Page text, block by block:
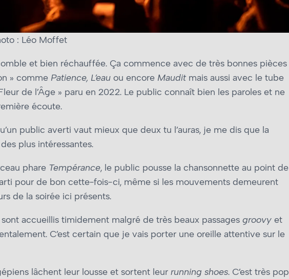
: Léo Moffet
et bien réchauffée. Ça commence avec de très bonnes pièces
» comme Patience, L’eau ou encore Mauditmais aussi avec le tube
de l’Âge » paru en 2022. Le public connaît bien les paroles et ne
écoute.
public averti vaut mieux que deux tu l’auras, je me dis que la
plus intéressantes.
phare Tempérance, le public pousse la chansonnette au point de
pour de bon cette-fois-ci, même si les mouvements demeurent
de la soirée ici présents.
accueillis timidement malgré de très beaux passages groovy et
C’est certain que je vais porter une oreille attentive sur le
lâchent leur lousse et sortent leur running shoes. C’est très pop